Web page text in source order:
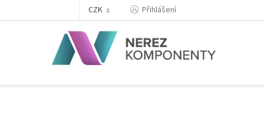
CZK Přihlášení